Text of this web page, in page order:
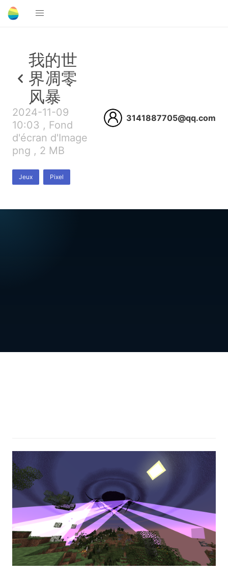
我的世
界凋零
风暴
2024-11-09
10:03 , Fond
d'écran d'Image
png , 2 MB
Jeux Pixel
3141887705@qq.com